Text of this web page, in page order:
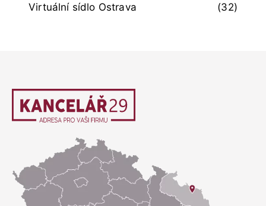
Virtuální sídlo Ostrava
(32)